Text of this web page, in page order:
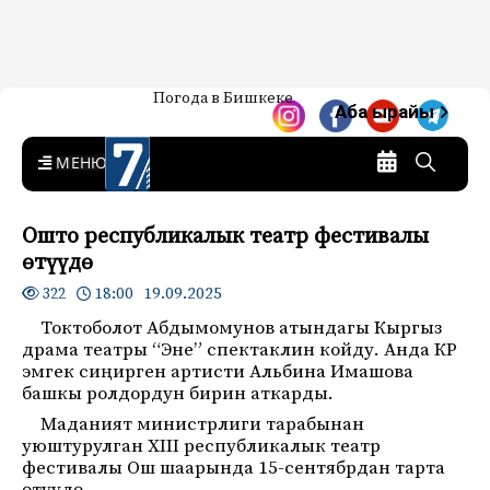
7-канал. Жаңылыктар —
Кыргызстан
Жаңылыктар — Кыргызстан
Погода в Бишкеке
Аба ырайы
MENU
Ошто республикалык театр фестивалы
өтүүдө
322 18:00 19.09.2025
Токтоболот Абдымомунов атындагы Кыргыз
драма театры “Эне” спектаклин койду. Анда КР
эмгек сиңирген артисти Альбина Имашова
башкы ролдордун бирин аткарды.
Маданият министрлиги тарабынан
уюштурулган XIII республикалык театр
фестивалы Ош шаарында 15-сентябрдан тарта